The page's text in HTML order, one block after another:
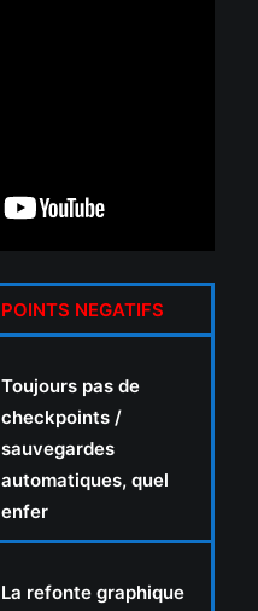
POINTS NEGATIFS
Toujours pas de
checkpoints /
sauvegardes
automatiques, quel
enfer
La refonte graphique